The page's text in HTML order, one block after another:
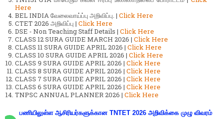
Here
BEL INDIA வேலைவாய்ப்பு அறிவிப்பு. | Click Here
CTET 2026 அறிவிப்பு | Click Here
DSE - Non Teaching Staff Details | Click Here
CLASS 12 SURA GUIDE MARCH 2026 | Click Here
CLASS 11 SURA GUIDE APRIL 2026 | Click Here
CLASS 10 SURA GUIDE APRIL 2026 | Click Here
CLASS 9 SURA GUIDE APRIL 2026 | Click Here
CLASS 8 SURA GUIDE APRIL 2026 | Click Here
CLASS 7 SURA GUIDE APRIL 2026 | Click Here
CLASS 6 SURA GUIDE APRIL 2026 | Click Here
TNPSC ANNUAL PLANNER 2026 | Click Here
பணியிலுள்ள ஆசிரியர்களுக்கான TNTET 2026 அறிவிக்கை முழு விவரம்